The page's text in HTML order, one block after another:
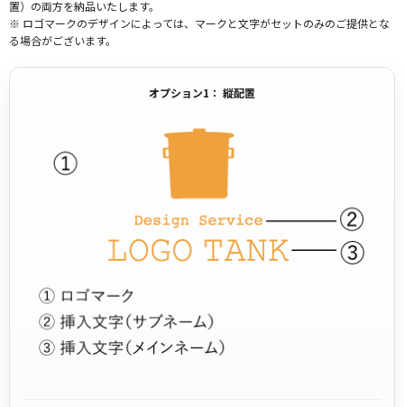
置）の両方を納品いたします。
※ ロゴマークのデザインによっては、マークと文字がセットのみのご提供とな
る場合がございます。
オプション1： 縦配置